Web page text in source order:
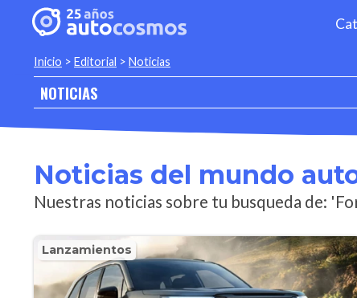
Inicio > Editorial > Noticias
NOTICIAS
Noticias del mundo
Nuestras noticias sobre tu busqueda de:
Lanzamientos